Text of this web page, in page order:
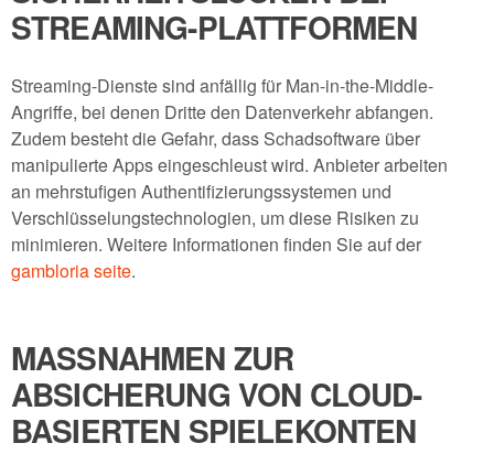
STREAMING-PLATTFORMEN
Streaming-Dienste sind anfällig für Man-in-the-Middle-
Angriffe, bei denen Dritte den Datenverkehr abfangen.
Zudem besteht die Gefahr, dass Schadsoftware über
manipulierte Apps eingeschleust wird. Anbieter arbeiten
an mehrstufigen Authentifizierungssystemen und
Verschlüsselungstechnologien, um diese Risiken zu
minimieren. Weitere Informationen finden Sie auf der
gambloria seite.
MASSNAHMEN ZUR A
BSICHERUNG VON CLOUD-B
ASIERTEN SPIELEKONTEN